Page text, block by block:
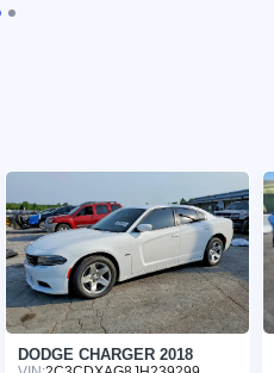
DODGE CHARGER 2018